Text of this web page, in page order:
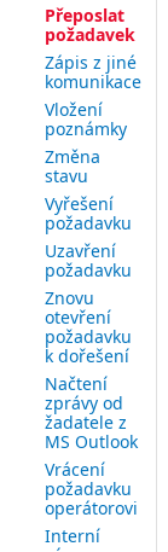
Přeposlat
požadavek
Zápis z jiné
komunikace
Vložení
poznámky
Změna
stavu
Vyřešení
požadavku
Uzavření
požadavku
Znovu
otevření
požadavku
k dořešení
Načtení
zprávy od
žadatele z
MS Outlook
Vrácení
požadavku
operátorovi
Interní